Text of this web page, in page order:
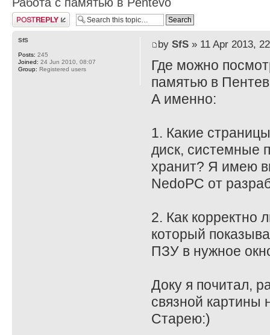
Post a reply
by SfS» 11 Apr 2013,
Где можно
памятью в
А именно:
1. Какие
диск, системные
хранит? Я имею
NedoPC от
2. Как корректно
который
ПЗУ в нужное
Доку я почитал,
связной картины
Старею:)
SfS
Posts: 245
Joined: 24 Jun 2010, 08:07
Group: Registered users